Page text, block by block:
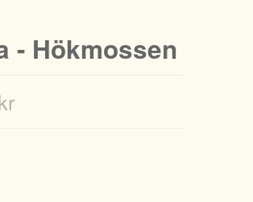
- Hökmossen